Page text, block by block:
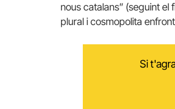
nous catalans” (seguint el
plural i cosmopolita
Si